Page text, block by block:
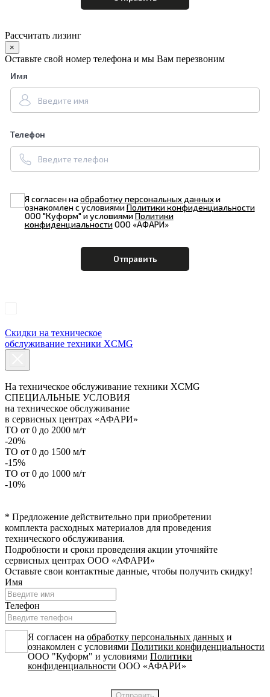
Рассчитать лизинг
×
Оставьте свой номер телефона и мы Вам перезвоним
Имя
Телефон
Я согласен наобработку персональных данныхи
ознакомлен с условиямиПолитики конфиденциальности
ООО "Куформ" и условиямиПолитики
конфиденциальностиООО «АФАРИ»
Скидки на техническое
обслуживание техники XCMG
На техническое обслуживание техники XCMG
СПЕЦИАЛЬНЫЕ УСЛОВИЯ
на техническое обслуживание
в сервисных центрах «АФАРИ»
ТО от 0 до 2000 м/т
-20%
ТО от 0 до 1500 м/т
-15%
ТО от 0 до 1000 м/т
-10%
* Предложение действительно при приобретении
комплекта расходных материалов для проведения
технического обслуживания.
Подробности и сроки проведения акции уточняйте
сервисных центрах ООО «АФАРИ»
Оставьте свои контактные данные, чтобы получить скидку!
Имя
Телефон
Я согласен на обработку персональных данных и
ознакомлен с условиями Политики конфиденциальности
ООО "Куформ" и условиями Политики
конфиденциальности ООО «АФАРИ»